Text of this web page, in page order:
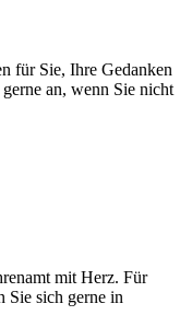
für Sie, Ihre Gedanken
an, wenn Sie nicht
mit Herz. Für
Sie sich gerne in